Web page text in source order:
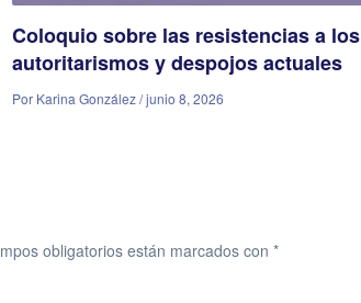
Coloquio sobre las resistencias a los
autoritarismos y despojos actuales
Por Karina González / junio 8, 2026
obligatorios están marcados con *